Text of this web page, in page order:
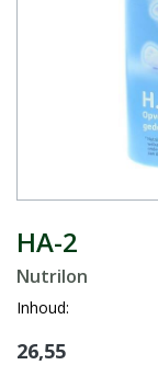
HA-2
Nutrilon
Inhoud:
26,55